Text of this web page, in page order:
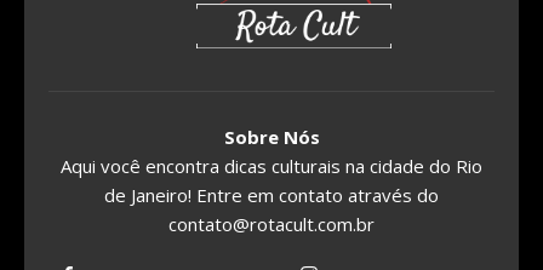
Sobre Nós
Aqui você encontra dicas culturais na cidade do Rio
de Janeiro! Entre em contato através do
contato@rotacult.com.br